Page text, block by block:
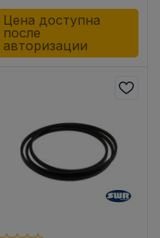
Цена доступна
после
авторизации